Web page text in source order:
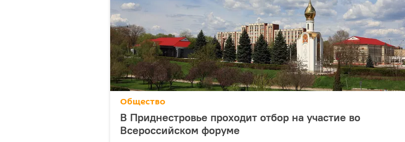
Общество
В Приднестровье проходит отбор на участие во
Всероссийском форуме